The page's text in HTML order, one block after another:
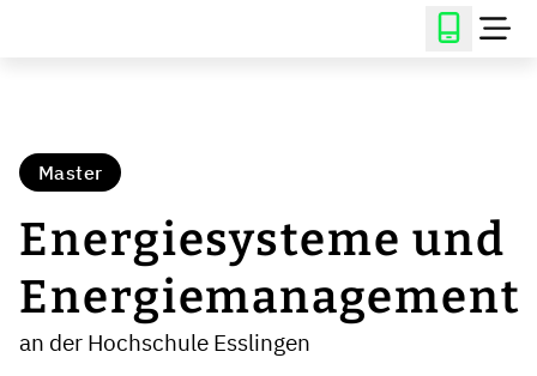
Master
Energiesysteme und
Energiemanagement
an der Hochschule Esslingen